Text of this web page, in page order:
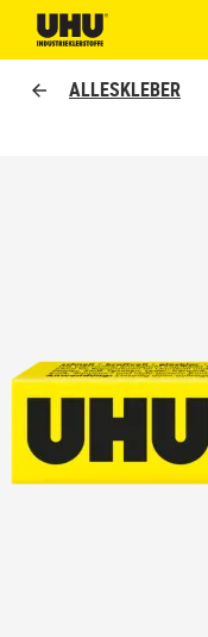
ALLESKLEBER